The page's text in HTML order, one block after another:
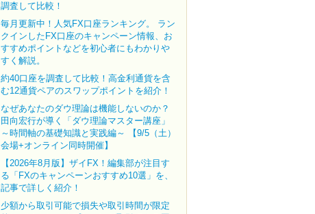
調査して比較！
毎月更新中！人気FX口座ランキング。 ラン
クインしたFX口座のキャンペーン情報、お
すすめポイントなどを初心者にもわかりや
すく解説。
約40口座を調査して比較！高金利通貨を含
む12通貨ペアのスワップポイントを紹介！
なぜあなたのダウ理論は機能しないのか？
田向宏行が導く「ダウ理論マスター講座」
～時間軸の基礎知識と実践編～ 【9/5（土）
会場+オンライン同時開催】
【2026年8月版】ザイFX！編集部が注目す
る「FXのキャンペーンおすすめ10選」を、
記事で詳しく紹介！
少額から取引可能で損失や取引時間が限定